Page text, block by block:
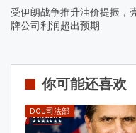
受伊朗战争推升油价提振，
牌公司利润超出预期
你可能还喜欢
DOJ司法部